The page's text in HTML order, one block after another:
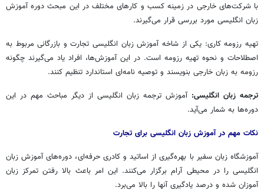
با شرکت‌های خارجی در زمینه کسب و کارهای مختلف در این مبحث دوره آموزش
زبان انگلیسی مورد بررسی قرار می‌گیرند.
تهیه رزومه کاری: یکی از شاخه آموزش زبان انگلیسی تجارت و بازرگانی مربوط به
اصطلاحات و نحوه تهیه رزومه است. در این آموزش‌ها، افراد یاد می‌گیرند چگونه
رزومه به زبان خارجی بنویسند و توصیه نامه‌ای استاندارد تنظیم کنند.
ترجمه زبان انگلیسی: آموزش ترجمه زبان انگلیسی از دیگر مباحث مهم در این
دوره‌ها به شمار می‌آید.
نکات مهم در آموزش زبان انگلیسی برای تجارت
آموزشگاه زبان سفیر با بهره‌گیری از اساتید و کادری حرفه‌ای، دوره‌های آموزش زبان
انگلیسی را در محیطی آرام برگزار می‌کنند. این امر باعث بالا رفتن تمرکز زبان
آموزان شده و درصد یادگیری آنها را بالا می‌برد.